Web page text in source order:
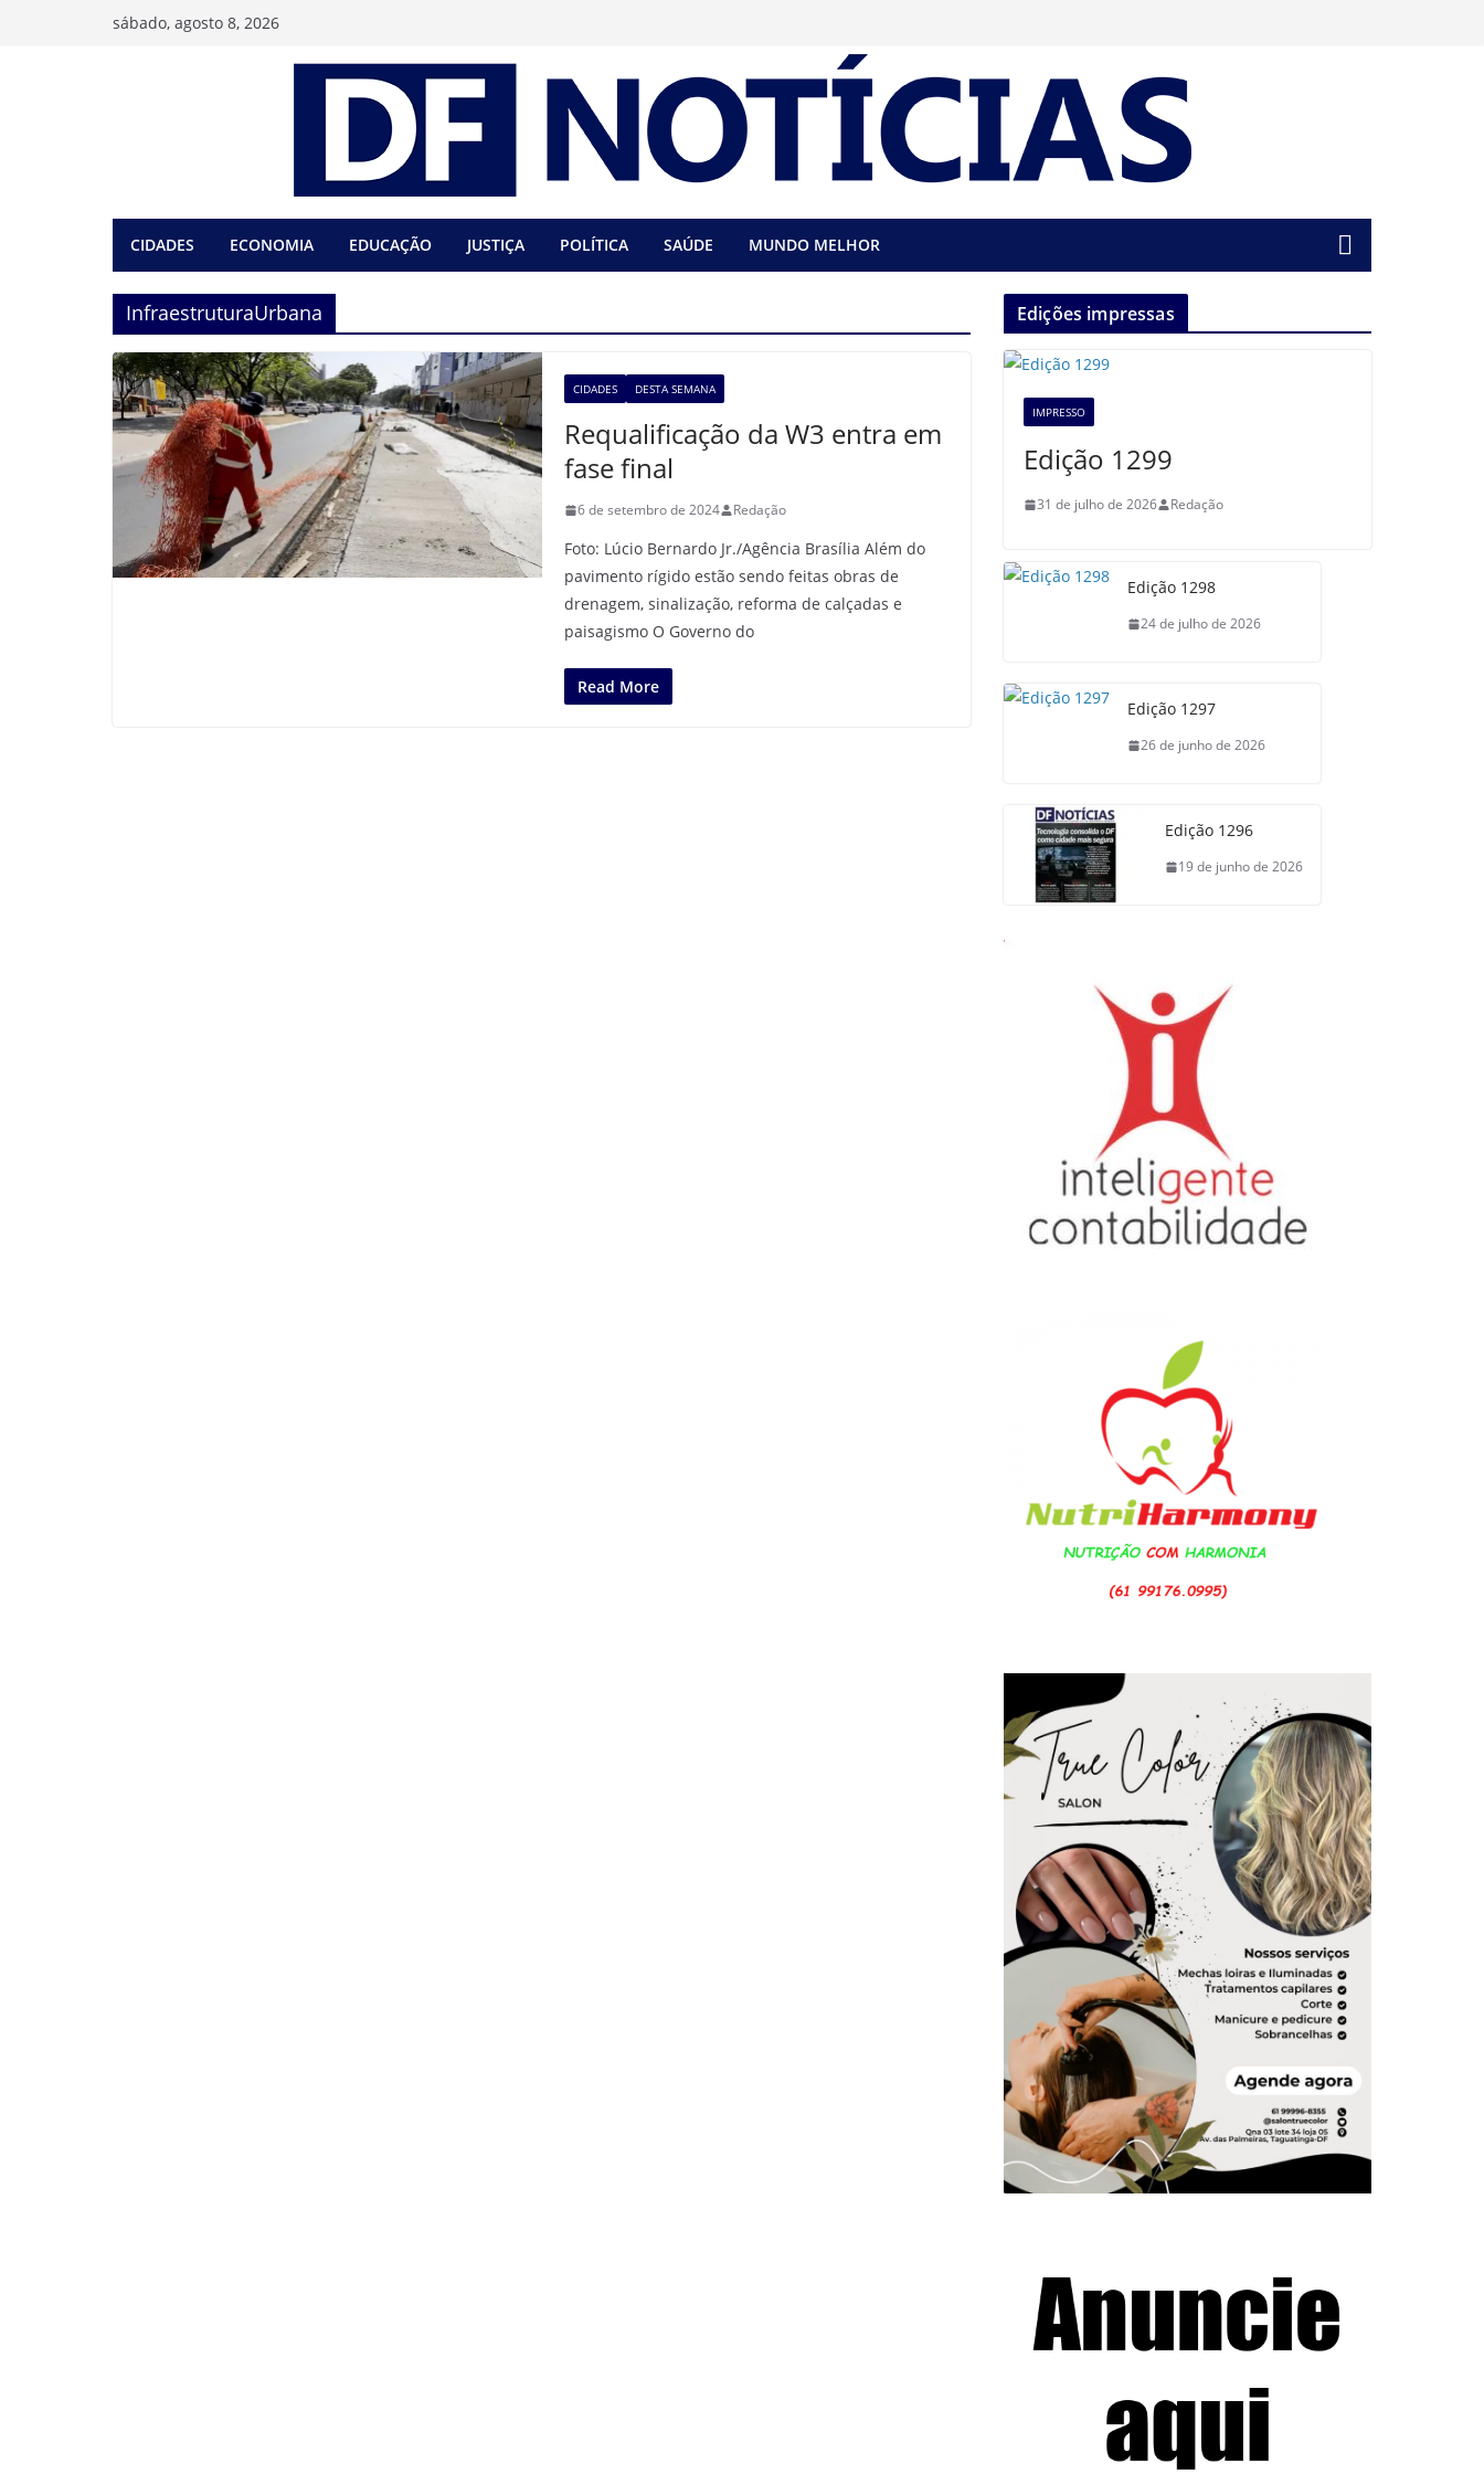
sábado, agosto 8, 2026
CIDADES ECONOMIA EDUCAÇÃO JUSTIÇA POLÍTICA SAÚDE MUNDO MELHOR
InfraestruturaUrbana
CIDADES DESTA SEMANA
Requalificação da W3 entra em
fase final
6 de setembro de 2024 Redação
Foto: Lúcio Bernardo Jr./Agência Brasília Além do
pavimento rígido estão sendo feitas obras de
drenagem, sinalização, reforma de calçadas e
paisagismo O Governo do
Read More
Edições impressas
IMPRESSO
Edição 1299
31 de julho de 2026 Redação
Edição 1298
24 de julho de 2026
Edição 1297
26 de junho de 2026
Edição 1296
19 de junho de 2026